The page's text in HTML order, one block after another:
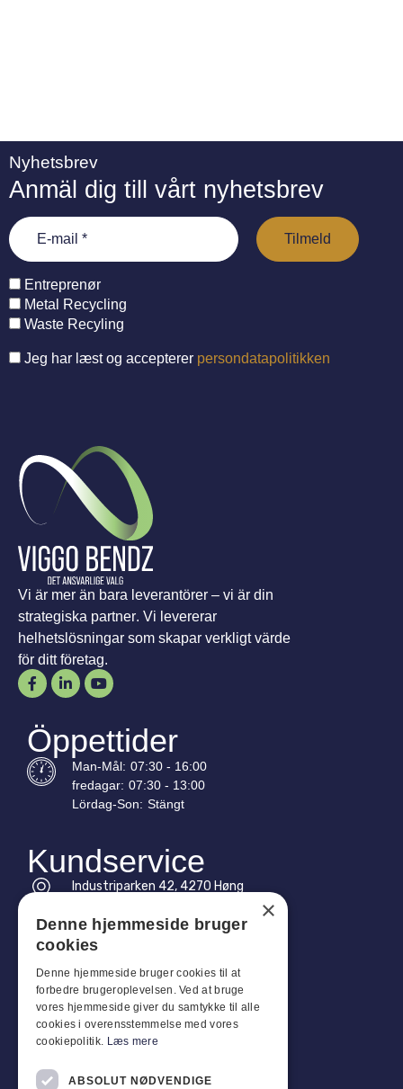
Nyhetsbrev
Anmäl dig till vårt nyhetsbrev
Entreprenør
Metal Recycling
Waste Recyling
Jeg har læst og accepterer persondatapolitikken
Vi är mer än bara leverantörer – vi är din
strategiska partner. Vi levererar
helhetslösningar som skapar verkligt värde
för ditt företag.
Öppettider
Man-Mål: 07:30 - 16:00
fredagar: 07:30 - 13:00
Lördag-Son: Stängt
Kundservice
Industriparken 42, 4270 Høng
Tel: +45 4396 4122
E-post: vb@viggobendz.dk
Snabblänkar
Integritetspolicy
×
Denne hjemmeside bruger
cookies
Denne hjemmeside bruger cookies til at
forbedre brugeroplevelsen. Ved at bruge
vores hjemmeside giver du samtykke til alle
cookies i overensstemmelse med vores
cookiepolitik. Læs mere
ABSOLUT NØDVENDIGE